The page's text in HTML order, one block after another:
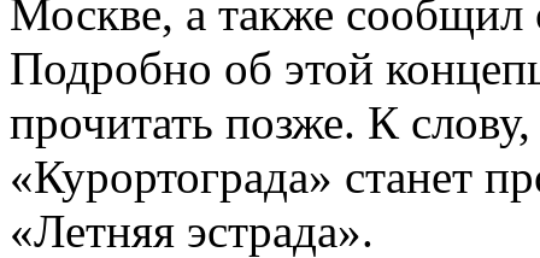
Москве, а также сообщил
Подробно об этой
прочитать позже. К
«Курортограда» станет
«Летняя эстрада».